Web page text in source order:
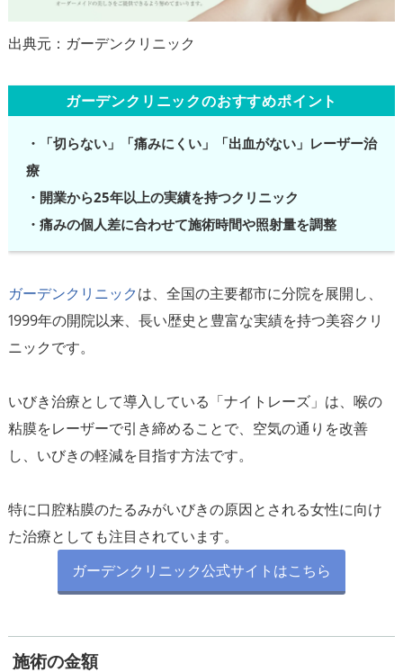
ガーデンクリニックのおすすめポイント
・「切らない」「痛みにくい」「出血がない」レーザー治
療
・開業から25年以上の実績を持つクリニック
・痛みの個人差に合わせて施術時間や照射量を調整
ガーデンクリニックは、全国の主要都市に分院を展開し、
1999年の開院以来、長い歴史と豊富な実績を持つ美容クリ
ニックです。
いびき治療として導入している「ナイトレーズ」は、喉の
粘膜をレーザーで引き締めることで、空気の通りを改善
し、いびきの軽減を目指す方法です。
特に口腔粘膜のたるみがいびきの原因とされる女性に向け
ガーデンクリニック公式サイトはこちら
施術の金額